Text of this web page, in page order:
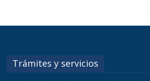
Trámites y servicios